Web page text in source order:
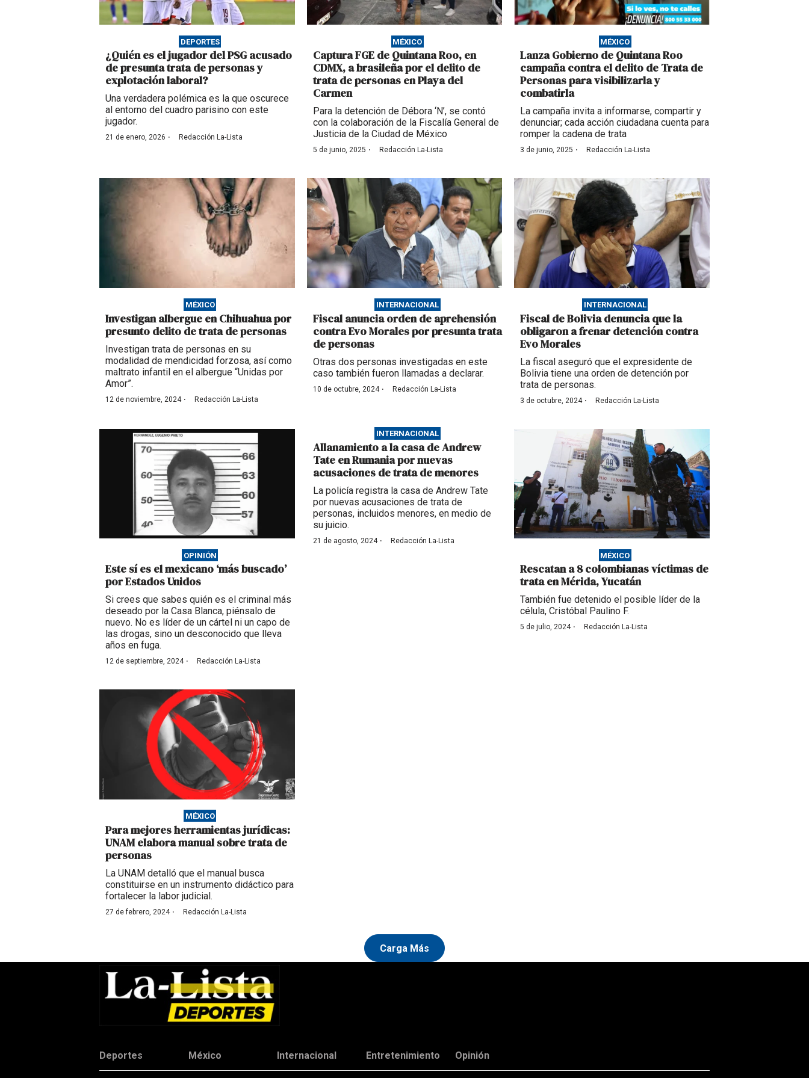
DEPORTES
¿Quién es el jugador del PSG acusado
de presunta trata de personas y
explotación laboral?
Una verdadera polémica es la que oscurece
al entorno del cuadro parisino con este
jugador.
21 de enero, 2026 · Redacción La-Lista
MÉXICO
Captura FGE de Quintana Roo, en
CDMX, a brasileña por el delito de
trata de personas en Playa del
Carmen
Para la detención de Débora ‘N’, se contó
con la colaboración de la Fiscalía General de
Justicia de la Ciudad de México
5 de junio, 2025 · Redacción La-Lista
MÉXICO
Lanza Gobierno de Quintana Roo
campaña contra el delito de Trata de
Personas para visibilizarla y
combatirla
La campaña invita a informarse, compartir y
denunciar; cada acción ciudadana cuenta para
romper la cadena de trata
3 de junio, 2025 · Redacción La-Lista
MÉXICO
Investigan albergue en Chihuahua por
presunto delito de trata de personas
Investigan trata de personas en su
modalidad de mendicidad forzosa, así como
maltrato infantil en el albergue “Unidas por
Amor”.
12 de noviembre, 2024· Redacción La-Lista
INTERNACIONAL
Fiscal anuncia orden de aprehensión
contra Evo Morales por presunta trata
de personas
Otras dos personas investigadas en este
caso también fueron llamadas a declarar.
10 de octubre, 2024· Redacción La-Lista
INTERNACIONAL
Fiscal de Bolivia denuncia que la
obligaron a frenar detención contra
Evo Morales
La fiscal aseguró que el expresidente de
Bolivia tiene una orden de detención por
trata de personas.
3 de octubre, 2024· Redacción La-Lista
OPINIÓN
Este sí es el mexicano ‘más buscado’
por Estados Unidos
Si crees que sabes quién es el criminal más
deseado por la Casa Blanca, piénsalo de
nuevo. No es líder de un cártel ni un capo de
las drogas, sino un desconocido que lleva
años en fuga.
12 de septiembre, 2024· Redacción La-Lista
INTERNACIONAL
Allanamiento a la casa de Andrew
Tate en Rumania por nuevas
acusaciones de trata de menores
La policía registra la casa de Andrew Tate
por nuevas acusaciones de trata de
personas, incluidos menores, en medio de
su juicio.
21 de agosto, 2024· Redacción La-Lista
MÉXICO
Rescatan a 8 colombianas víctimas de
trata en Mérida, Yucatán
También fue detenido el posible líder de la
célula, Cristóbal Paulino F.
5 de julio, 2024· Redacción La-Lista
MÉXICO
Para mejores herramientas jurídicas:
UNAM elabora manual sobre trata de
personas
La UNAM detalló que el manual busca
constituirse en un instrumento didáctico para
fortalecer la labor judicial.
27 de febrero, 2024· Redacción La-Lista
Carga Más
Deportes México Internacional Entretenimiento Opinión